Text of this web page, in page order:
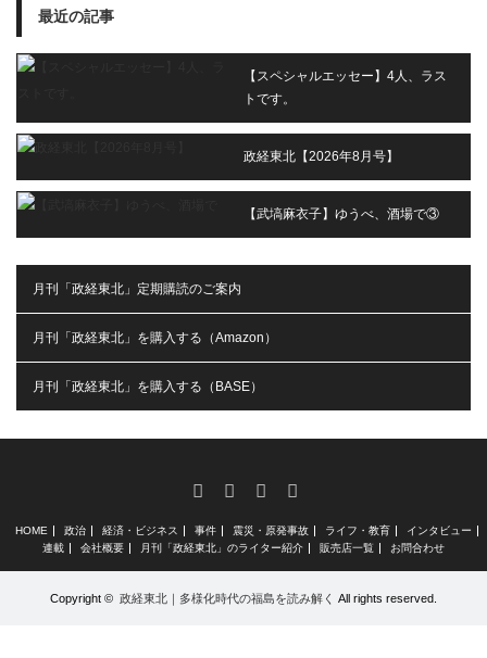
最近の記事
【スペシャルエッセー】4人、ラス
トです。
政経東北【2026年8月号】
【武塙麻衣子】ゆうべ、酒場で③
月刊「政経東北」定期購読のご案内
月刊「政経東北」を購入する（Amazon）
月刊「政経東北」を購入する（BASE）
FacebookInstagram
RSS
HOME 政治 経済・ビジネス 事件 震災・原発事故 ライフ・教育
インタビュー
連載
会社概要 月刊「政経東北」のライター紹介 販売店一覧 お問合わせ
Copyright © 政経東北｜多様化時代の福島を読み解く All rights reserved.